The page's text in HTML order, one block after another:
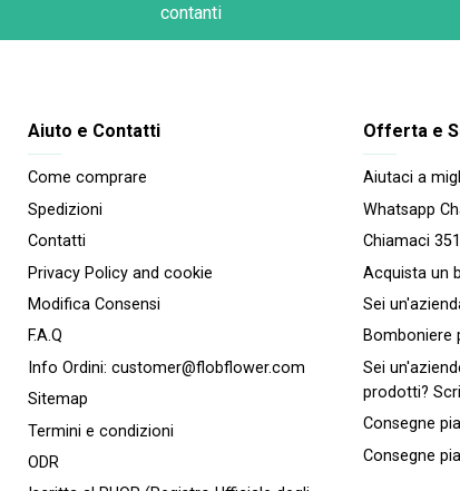
contanti
Aiuto e Contatti
Come comprare
Spedizioni
Contatti
Privacy Policy and cookie
Modifica Consensi
F.A.Q
Info Ordini: customer@flobflower.com
Sitemap
Termini e condizioni
ODR
Offerta e
Aiutaci a
Whatsapp
Chiamaci
Acquista un
Sei
Bomboniere
Sei
prodotti?
Consegne
Consegne